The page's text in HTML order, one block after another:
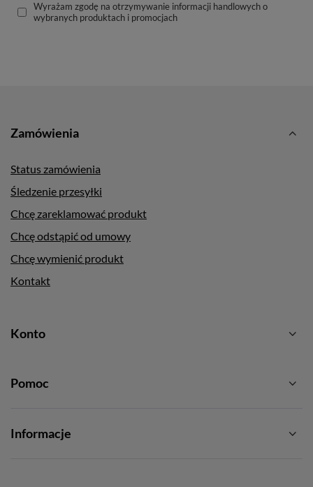
Wyrażam zgodę na otrzymywanie informacji handlowych o
wybranych produktach i promocjach
Zamówienia
Status zamówienia
Śledzenie przesyłki
Chcę zareklamować produkt
Chcę odstąpić od umowy
Chcę wymienić produkt
Kontakt
Konto
Pomoc
Informacje